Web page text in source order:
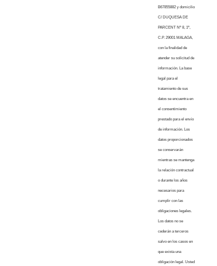
B67855882 y domicilio
C/ DUQUESA DE
PARCENT Nº 8, 1º,
C.P. 29001 MALAGA,
con la finalidad de
atender su solicitud de
información. La base
legal para el
tratamiento de sus
datos se encuentra en
el consentimiento
prestado para el envío
de información. Los
datos proporcionados
se conservarán
mientras se mantenga
la relación contractual
o durante los años
necesarios para
cumplir con las
obligaciones legales.
Los datos no se
cederán a terceros
salvo en los casos en
que exista una
obligación legal. Usted